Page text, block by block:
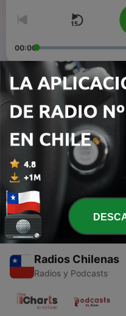
00:00
Episodios
La aventura en el bosque
19 nov. 2020
1 - Aventuras en la granja
17 nov. 2020
Radios Chilenas
Radios y Podcasts